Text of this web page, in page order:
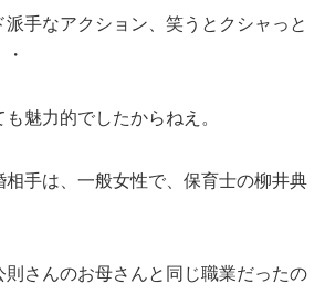
手なアクション、笑うとクシャっと
魅力的でしたからねえ。
相手は、一般女性で、保育士の柳井典
則さんのお母さんと同じ職業だったの